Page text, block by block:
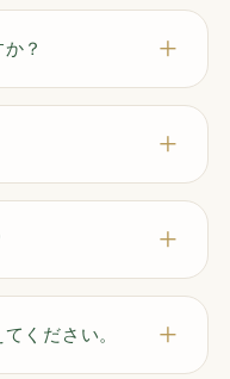
？
ください。